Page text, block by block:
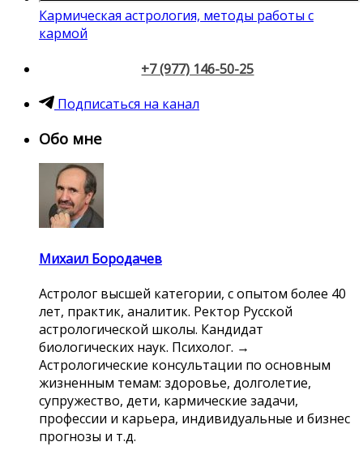
Кармическая астрология, методы работы с
кармой
+7 (977) 146-50-25
Подписаться на канал
Обо мне
Михаил Бородачев
Астролог высшей категории, с опытом более 40
лет, практик, аналитик. Ректор Русской
астрологической школы. Кандидат
биологических наук. Психолог. →
Астрологические консультации по основным
жизненным темам: здоровье, долголетие,
супружество, дети, кармические задачи,
профессии и карьера, индивидуальные и бизнес
прогнозы и т.д.